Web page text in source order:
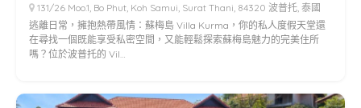
131/26 Moo.1, Bo Phut, Koh Samui, Surat Thani, 84320 波普托, 泰國
逃離日常，擁抱熱帶風情：蘇梅島 Villa Kurma，你的私人度假天堂還
在尋找一個既能享受私密空間，又能輕鬆探索蘇梅島魅力的完美住所
嗎？位於波普托的 Vil…